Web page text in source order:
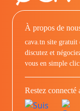
À propos de
cava.tn site gratuit
discutez et
vous en simple
Restez connecté